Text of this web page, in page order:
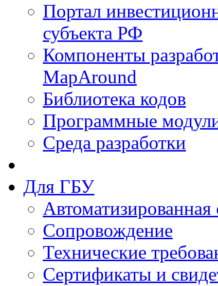
Портал
субъекта РФ
Компоненты
MapAround
Библиотека кодов
Программные
Среда разработки
Для ГБУ
Сопровождение
Технические
Сертификаты и